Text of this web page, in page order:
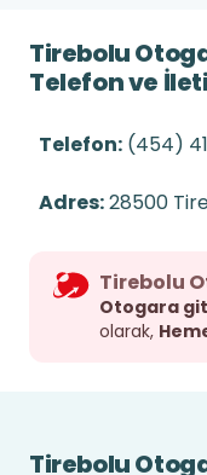
Tirebolu
Telefon ve
Telefon: (454)
Adres:28500
Tirebolu
Otogara
olarak,
Tirebolu